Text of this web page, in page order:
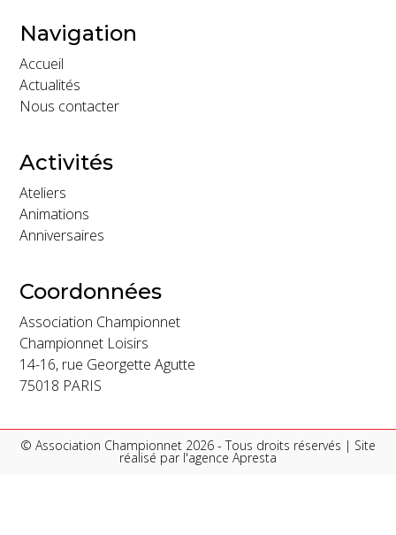
Navigation
Accueil
Actualités
Nous contacter
Activités
Ateliers
Animations
Anniversaires
Coordonnées
Association Championnet
Championnet Loisirs
14-16, rue Georgette Agutte
75018 PARIS
© Association Championnet 2026 - Tous droits réservés | Site
réalisé par l'agence Apresta